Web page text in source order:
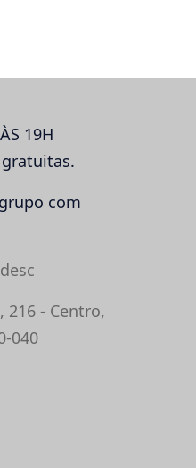
19H
com
216 - Centro,
040